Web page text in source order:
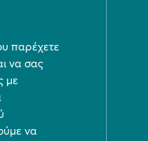
παρέχετε
να σας
με
να